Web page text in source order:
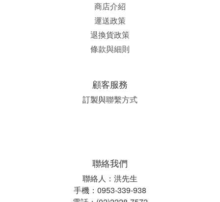
商店介紹
運送政策
退換貨政策
條款與細則
顧客服務
訂製與聯繫方式
聯絡我們
聯絡人：洪先生
手機：0953-339-938